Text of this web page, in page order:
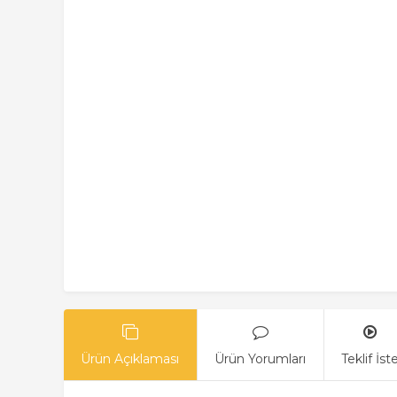
Ürün Açıklaması Ürün Yorumları Teklif